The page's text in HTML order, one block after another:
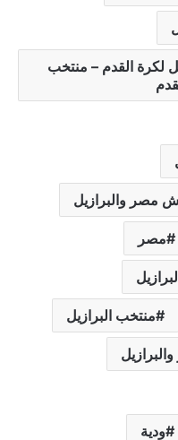
لكرة القدم – منتخب
مصر والبرازيل
مصر
منتخب البرازيل
ودية